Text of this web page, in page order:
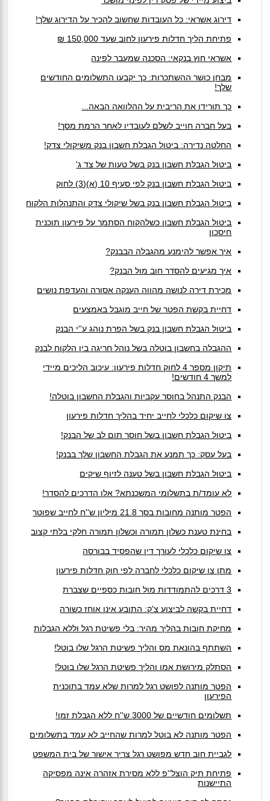
דירוג אשראי: כל העובדות שחשוב להכיר על הדירוג שלך!
פתיחת הליך חדלות פירעון לחוב שעד 150,000 ₪
אשראי חוץ בנקאי: הסכנה שמעבר לפינה
מבחן כושר ההשתכרות: כך יקבעו התשלומים החודשים
שלך!
כך תורידו את הריבית על ההלוואה הבאה...
בעל חברה חוייב לשלם לעובדיו לאחר הרמת מסך!
החלטה נדירה: ביטול הגבלת חשבון בנק משיקולי צדק!
ביטול הגבלת חשבון בנק בשל טעות של צד ג'
ביטול הגבלת חשבון בנק לפי סעיף 10 (א)(3) לחוק
ביטול הגבלת חשבון בנק בשל שיקולי צדק והתנהלות הלקוח
ביטול הגבלת חשבון כשלהקוח הסתמך על פירעון תוכנית
חיסכון
איך אפשר להימנע מהגבלה הבבנק?
איך מגיעים להסדר חוב מול הבנק?
מכירת דירה לנושה מהווה הענקה אסורה והעדפת נושים
דחיית בקשת הפטר של חייב מוגבל באמצעים
ביטול הגבלת חשבון בנק בשל הפרת נוהג ע''י הבנק
ההגבלה בחשבון בוטלה בשל נוהל חריגה בין הלקוח לבנק
תיקון מספר 4 לחוק חדלות פירעון: עיכוב הליכים מיידי
למשך 4 חודשים!
הבנק התנהל בחוסר עקביות והגבלת החשבון בוטלה!
צו שיקום כלכלי לחייב יחיד בהליך חדלות פירעון
ביטול הגבלת חשבון בשל חוסר תום לב של הבנק!
בעל עסק: כך תמנע את הגבלת החשבון שלך בבנק!
ביטול הגבלת חשבון בשל טענה לזיוף שיקים
לא עומד/ת בתשלומי המשכנתא? אלו הדרכים להסדר!
הפטר מותנה מחובות בסך 21.8 מיליון ש''ח לחייב שפוטר
בחינת טענת כשלון תמורה וכשלון תמורה חלקי בלתי קצוב
צו שיקום כלכלי לעורך דין שהפסיד בבורסה
מתן צו שיקום כלכלי לחברה לפי חוק חדלות פירעון
3 דרכים להתמודדות מול חובות כספיים שצברת
דחיית בקשה לביצוע צ'ק: התובע אינו אוחז כשורה
מחיקת חובות בהליך מהיר: בלי פשיטת רגל וללא הגבלות
השתתף בהונאת מס והליך פשיטת הרגל שלו בוטל!
הסתלק מירושת אמו והליך פשיטת הרגל שלו בוטל!
הפטר מותנה לפושט רגל למרות שלא עמד בתוכנית
הפירעון
תשלומים חודשיים של 3000 ש''ח ללא הגבלת זמן!
הפטר מותנה לא בוטל למרות שהחייב לא עמד בתשלומים
לגביית חוב חדש מפושט רגל צריך אישור של בית המשפט
פתיחת תיק הוצל''פ ללא מסירת אזהרה אינה מפסיקה
התיישנות